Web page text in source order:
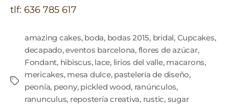
tlf: 636 785 617
amazing cakes, boda, bodas 2015, bridal, Cupcakes,
decapado,eventos barcelona, flores de azúcar,
Fondant, hibiscus, lace, lirios del valle, macarons,
mericakes, mesa dulce, pastelería de diseño,
peonía, peony, pickled wood, ranúnculos,
ranunculus, repostería creativa, rustic, sugar